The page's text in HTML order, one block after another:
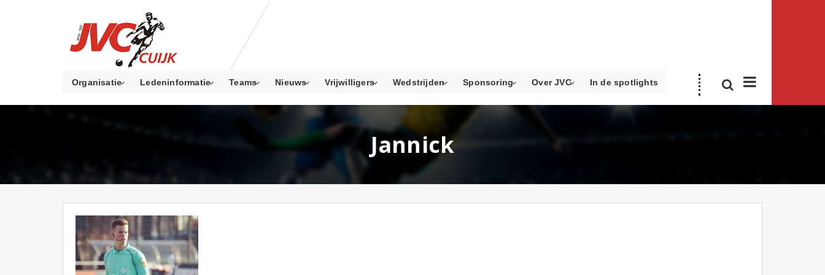
Organisatie Ledeninformatie Teams Nieuws Vrijwilligers Wedstrijden Sponsoring Over JVC In de spotlights
Jannick